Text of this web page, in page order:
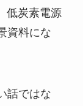
低炭素電源
資料にな
話ではな